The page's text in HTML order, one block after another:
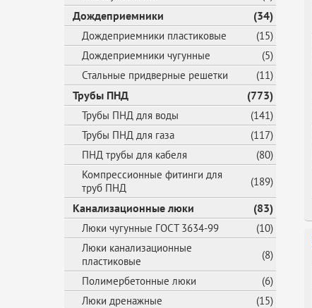
Дождеприемники (34)
Дождеприемники пластиковые
(15)
Дождеприемники чугунные
(5)
Стальные придверные решетки
(11)
Трубы ПНД (773)
Трубы ПНД для воды
(141)
Трубы ПНД для газа
(117)
ПНД трубы для кабеля
(80)
Компрессионные фитинги для
труб ПНД
(189)
Канализационные люки (83)
Люки чугунные ГОСТ 3634-99
(10)
Люки канализационные
пластиковые
(8)
Полимербетонные люки
(6)
Люки дренажные
(15)